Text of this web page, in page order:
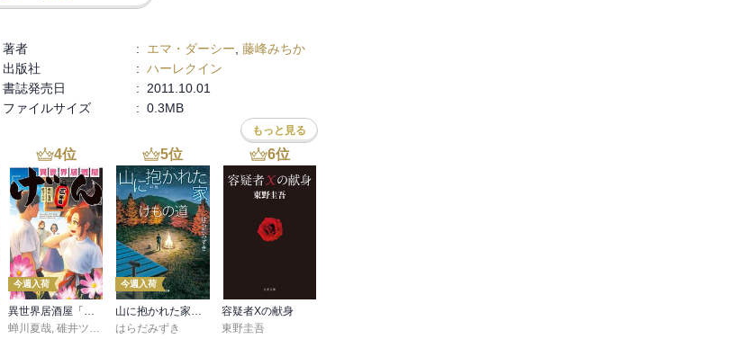
著者 : エマ・ダーシー 藤峰みちか
出版社 : ハーレクイン
書誌発売日 :
2011.10.01
ファイルサイズ : 0.3MB
もっと見る
4位
今週入荷
異世界居酒屋「げん」三杯目
蝉川夏哉, 碓井ツカサ
5位
今週入荷
山に抱かれた家 けもの道
はらだみずき
6位
容疑者Xの献身
東野圭吾